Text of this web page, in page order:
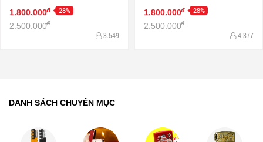
1.800.000đ -28%
2.500.000đ
3.549
1.800.000đ -28%
2.500.000đ
4.377
DANH SÁCH CHUYÊN MỤC